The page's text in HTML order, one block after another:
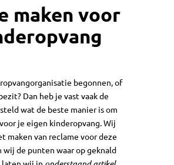
maken voor
begonnen, of
Dan heb je vast vaak de
wat de beste manier is om
je eigen kinderopvang. Wij
maken van reclame voor deze
wij de punten waar op geknald